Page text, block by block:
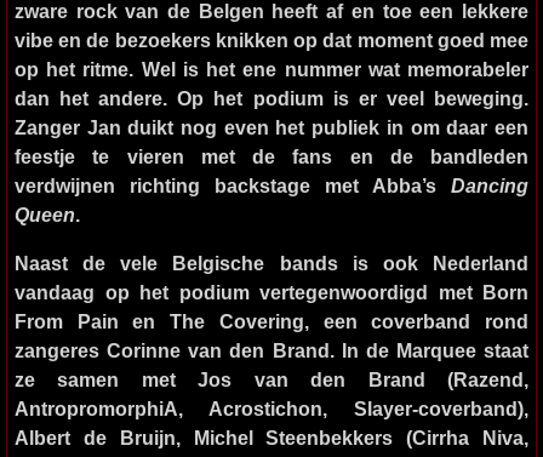
zware rock van de Belgen heeft af en toe een lekkere
vibe en de bezoekers knikken op dat moment goed mee
op het ritme. Wel is het ene nummer wat memorabeler
dan het andere. Op het podium is er veel beweging.
Zanger Jan duikt nog even het publiek in om daar een
feestje te vieren met de fans en de bandleden
verdwijnen richting backstage met Abba’s Dancing
Queen.
Naast de vele Belgische bands is ook Nederland
vandaag op het podium vertegenwoordigd met Born
From Pain enThe Covering, een coverband rond
zangeres Corinne van den Brand. In de Marquee staat
ze samen met Jos van den Brand (Razend,
AntropromorphiA, Acrostichon, Slayer-coverband),
Albert de Bruijn, Michel Steenbekkers (Cirrha Niva,